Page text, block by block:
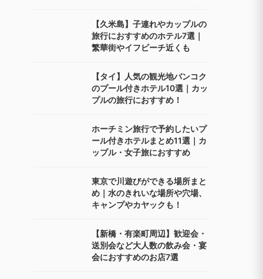
【久米島】子連れやカップルの
旅行におすすめのホテル7選｜
繁華街やイフビーチ近くも
【タイ】人気の観光地バンコク
のプール付きホテル10選｜カッ
プルの旅行におすすめ！
ホーチミン旅行で予約したいプ
ール付きホテルまとめ11選｜カ
ップル・女子旅におすすめ
東京で川遊びができる場所まと
め｜水のきれいな場所や穴場、
キャンプやカヤックも！
【新橋・有楽町周辺】歓迎会・
送別会など大人数の飲み会・宴
会におすすめのお店7選